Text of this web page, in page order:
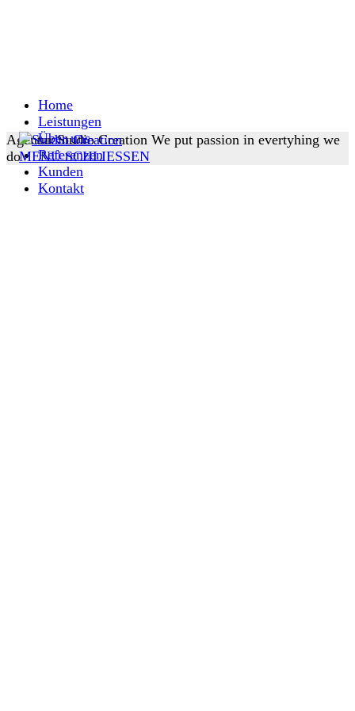
Home
Leistungen
Über uns
Referenzen
Kunden
Kontakt
MENU SCHLIESSEN
Agentur Studio Creation We put passion in evertyhing we
do